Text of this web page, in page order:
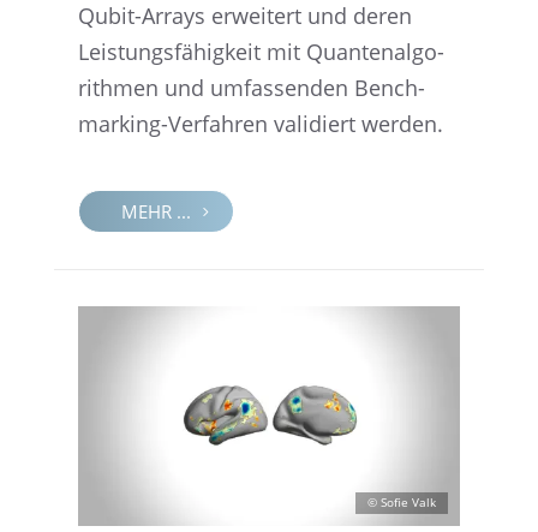
Qubit-Arrays erwei­tert und deren
Leistungs­fä­hig­keit mit Quanten­al­go­
rith­men und umfas­sen­den Bench­
mar­king-Verfah­ren validiert werden.
MEHR ...
© Sofie Valk